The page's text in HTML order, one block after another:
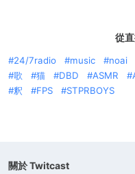
從
24/7radio music noai
歌
猫 DBD ASMR
釈
FPS STPRBOYS
關於 Twitcast